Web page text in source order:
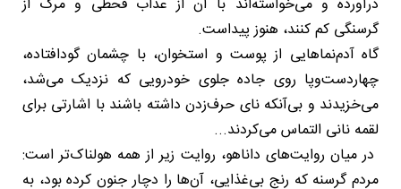
گرسنگی کم کنند، هنوز پیداست.
گاه آدم‌نماهایی از پوست و استخوان، با چشمان گودافتاده،
چهاردست‌وپا روی جاده جلوی خودرویی که نزدیک می‌شد،
می‌خزیدند و بی‌آنکه نای حرف‌زدن داشته باشند با اشارتی برای
لقمه نانی التماس می‌کردند...
در میان روایت‌های داناهو، روایت زیر از همه هولناک‌تر است:
مردم گرسنه که رنج بی‌غذایی، آن‌ها را دچار جنون کرده بود، به